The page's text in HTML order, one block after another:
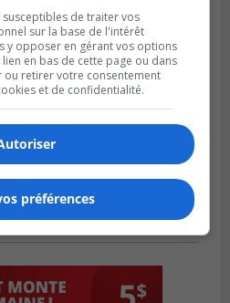
de traiter vos
sur la base de l'intérêt
y opposer en gérant vos options
lien en bas de cette page ou dans
ou retirer votre consentement
et de confidentialité.
préférences